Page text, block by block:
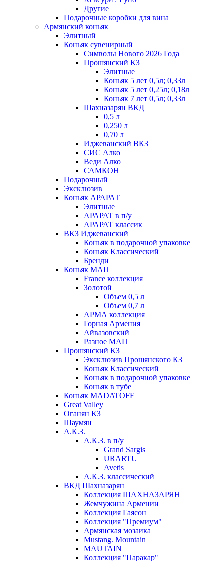
Другие
Подарочные коробки для вина
Армянский коньяк
Элитный
Коньяк сувенирный
Символы Нового 2026 Года
Прошянский КЗ
Элитные
Коньяк 5 лет 0,5л; 0,33л
Коньяк 5 лет 0,25л; 0,18л
Коньяк 7 лет 0,5л; 0,33л
Шахназарян ВКД
0,5 л
0,250 л
0,70 л
Иджеванский ВКЗ
СИС Алко
Веди Алко
САМКОН
Подарочный
Эксклюзив
Коньяк АРАРАТ
Элитные
АРАРАТ в п/у
АРАРАТ классик
ВКЗ Иджеванский
Коньяк в подарочной упаковке
Коньяк Классический
Бренди
Коньяк МАП
France коллекция
Золотой
Объем 0,5 л
Объем 0,7 л
АРМА коллекция
Горная Армения
Айвазовский
Разное МАП
Прошянский КЗ
Эксклюзив Прошянского КЗ
Коньяк Классический
Коньяк в подарочной упаковке
Коньяк в тубе
Коньяк MADATOFF
Great Valley
Оганян КЗ
Шаумян
А.К.З.
А.К.З. в п/у
Grand Sargis
URARTU
Avetis
А.К.З. классический
ВКД Шахназарян
Коллекция ШАХНАЗАРЯН
Жемчужина Армении
Коллекция Гаясон
Коллекция "Премиум"
Армянская мозаика
Mustang. Mountain
MAUTAIN
Коллекция "Паракар"